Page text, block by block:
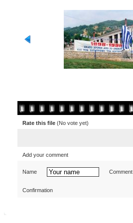
Rate this file (No vote yet)
Add your comment
Name Comment
Confirmation